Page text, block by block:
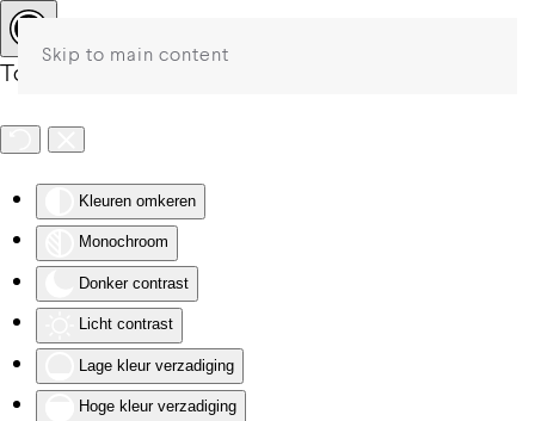
Toegankelijkheid
Kleuren omkeren
Monochroom
Donker contrast
Licht contrast
Lage kleur verzadiging
Hoge kleur verzadiging
Skip to main content